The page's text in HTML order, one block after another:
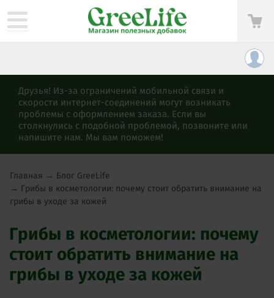
Друзья! Из-за ограничений мобильной связи и
скорости интернет-соединений могут возникать
проблемы с оформлением заказа. Если вы
столкнулись с подобной проблемой, позвоните или
напишите нам. Мы вам поможем!
Главная → Блог GreeLife
→ Грибы в косметологии: почему стоит обратить внимание на
грибы в уходе за кожей
Грибы в косметологии: почему
стоит обратить внимание на
грибы в уходе за кожей